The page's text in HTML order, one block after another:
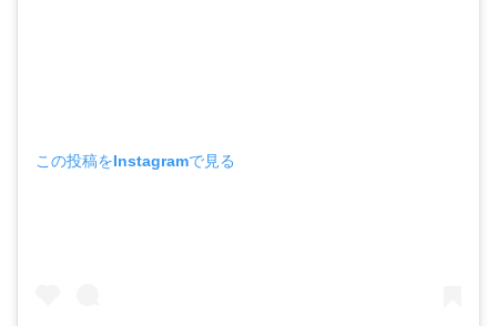
この投稿をInstagramで見る